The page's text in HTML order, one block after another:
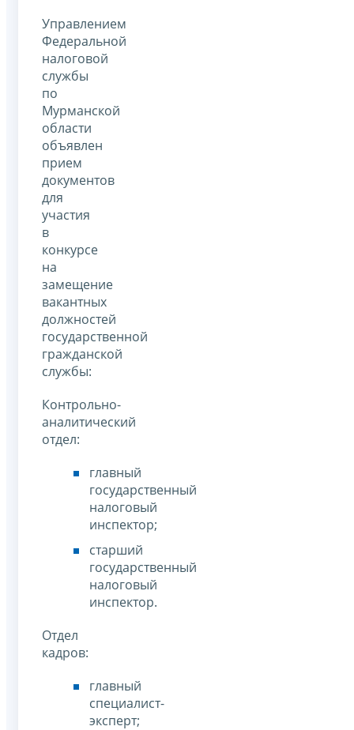
Управлением
Федеральной
налоговой
службы
по
Мурманской
области
объявлен
прием
документов
для
участия
в
конкурсе
на
замещение
вакантных
должностей
государственной
гражданской
службы:
Контрольно-
аналитический
отдел:
главный
государственный
налоговый
инспектор;
старший
государственный
налоговый
инспектор.
Отдел
кадров:
главный
специалист-
эксперт;